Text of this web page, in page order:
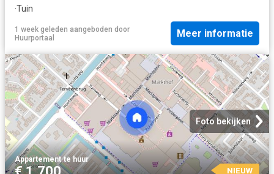
·Tuin
1 week geleden aangeboden door
Huurportaal
Meer informatie
Foto bekijken
Appartement·te huur
NIEUW